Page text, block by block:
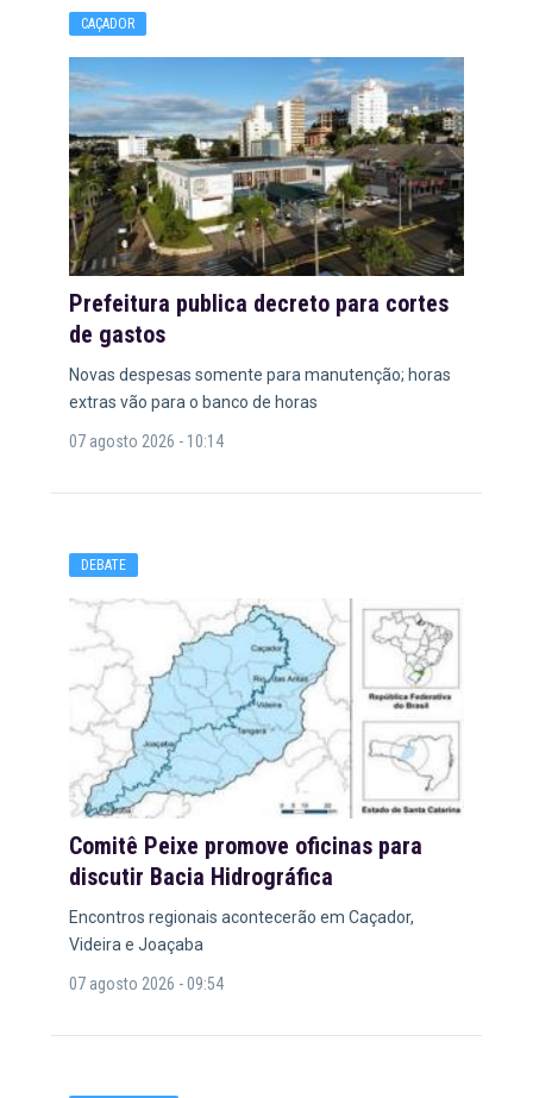
CAÇADOR
Prefeitura publica decreto para cortes
de gastos
Novas despesas somente para manutenção; horas
extras vão para o banco de horas
07 agosto 2026 - 10:14
DEBATE
Comitê Peixe promove oficinas para
discutir Bacia Hidrográfica
Encontros regionais acontecerão em Caçador,
Videira e Joaçaba
07 agosto 2026 - 09:54